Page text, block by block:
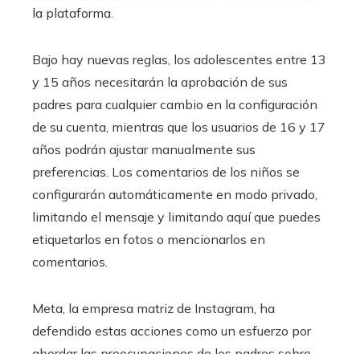
la plataforma.
Bajo hay nuevas reglas, los adolescentes entre 13
y 15 años necesitarán la aprobación de sus
padres para cualquier cambio en la configuración
de su cuenta, mientras que los usuarios de 16 y 17
años podrán ajustar manualmente sus
preferencias. Los comentarios de los niños se
configurarán automáticamente en modo privado,
limitando el mensaje y limitando aquí que puedes
etiquetarlos en fotos o mencionarlos en
comentarios.
Meta, la empresa matriz de Instagram, ha
defendido estas acciones como un esfuerzo por